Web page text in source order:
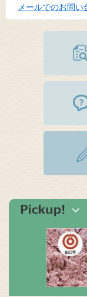
メールでのお問い